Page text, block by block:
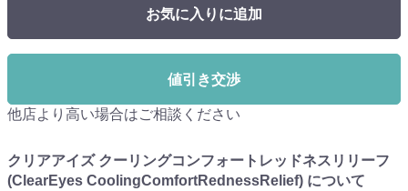
お気に入りに追加
値引き交渉
他店より高い場合はご相談ください
クリアアイズ クーリングコンフォートレッドネスリリーフ
(ClearEyes CoolingComfortRednessRelief) について